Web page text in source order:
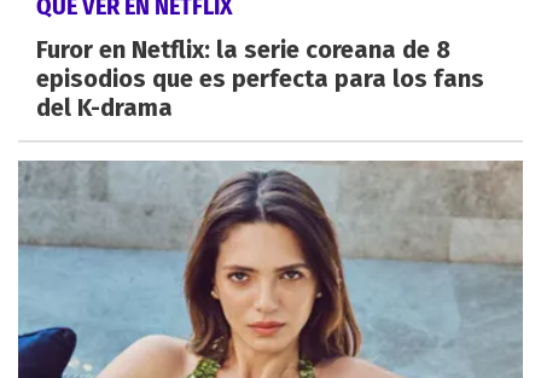
QUÉ VER EN NETFLIX
Furor en Netflix: la serie coreana de 8
episodios que es perfecta para los fans
del K-drama